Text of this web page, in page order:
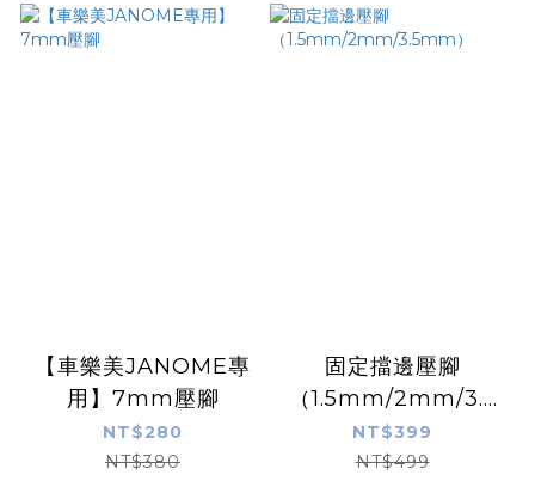
【車樂美JANOME專
用】7mm壓腳
NT$280
NT$380
固定擋邊壓腳
（1.5mm/2mm/3.5
mm）
NT$399
NT$499